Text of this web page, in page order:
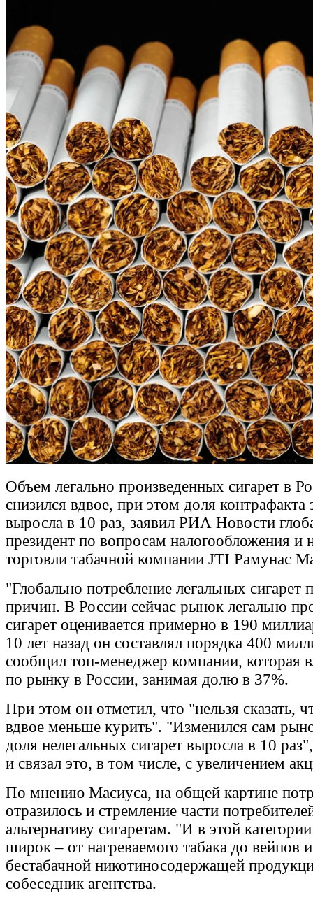
Объем легально произведенных сигарет в
снизился вдвое, при этом доля контрафакта
выросла в 10 раз, заявил РИА Новости
президент по вопросам налогообложения и
торговли табачной компании JTI Рамунас
"Глобально потребление легальных сигарет
причин. В России сейчас рынок легально
сигарет оценивается примерно в 190
10 лет назад он составлял порядка 400
сообщил топ-менеджер компании, которая
по рынку в России, занимая долю в 37%.
При этом он отметил, что "нельзя сказать,
вдвое меньше курить". "Изменился сам
доля нелегальных сигарет выросла в 10
и связал это, в том числе, с увеличением
По мнению Масиуса, на общей картине
отразилось и стремление части
альтернативу сигаретам. "И в этой
широк – от нагреваемого табака до вейпов
бестабачной никотиносодержащей
собеседник агентства.